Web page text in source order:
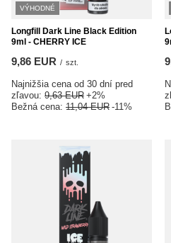
VÝHODNÉ
Longfill Dark Line Black Edition
9ml - CHERRY ICE
9,86 EUR / szt.
Najnižšia cena od 30 dní pred
zľavou: 9,63 EUR +2%
Bežná cena: 11,04 EUR -11%